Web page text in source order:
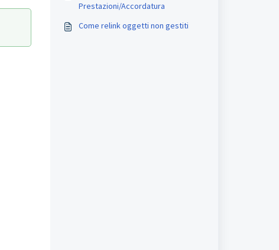
Prestazioni/Accordatura
Come relink oggetti non gestiti